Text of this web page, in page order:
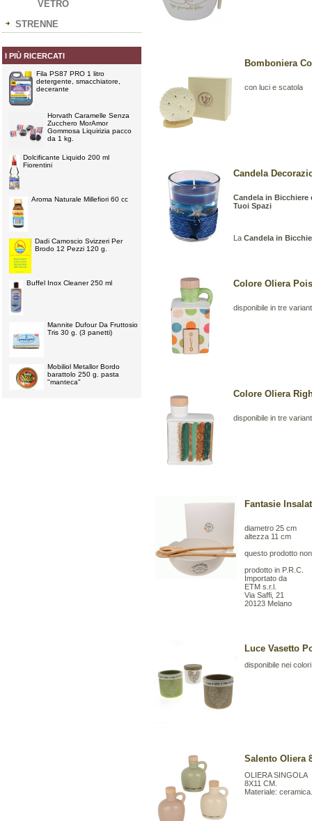
VETRO
STRENNE
I PIÙ RICERCATI
Fila PS87 PRO 1 litro
detergente, smacchiatore,
decerante
Horvath Caramelle Senza
Zucchero MorAmor
Gommosa Liquirizia pacco
da 1 kg.
Dolcificante Liquido 200 ml
Fiorentini
Aroma Naturale Millefiori 60 cc
Dadi Camoscio Svizzeri Per
Brodo 12 Pezzi 120 g.
Buffel Inox Cleaner 250 ml
Mannite Dufour Da Fruttosio
Tris 30 g. (3 panetti)
Mobiliol Metallor Bordo
barattolo 250 g. pasta
"manteca"
Bomboniera
con luci e scatola
Candela
Candela in Bicchiere
Tuoi Spazi
La Candela in
Colore Oliera
disponibile in tre
Colore Oliera
disponibile in tre
Fantasie
diametro 25 cm
altezza 11 cm
questo prodotto
prodotto in P.R.C.
Importato da
ETM s.r.l.
Via Saffi, 21
20123 Melano
Luce Vasetto
disponibile nei
Salento Oliera
OLIERA SINGOLA
8X11 CM.
Materiale: ceramica.